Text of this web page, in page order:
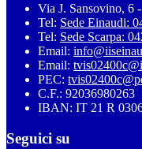
Via J. Sansovino, 6
Tel: Sede Einaudi:
Tel: Sede Scarpa:
Email:
Email:
PEC:
C.F.: 92036980263
IBAN: IT 21 R
Seguici su